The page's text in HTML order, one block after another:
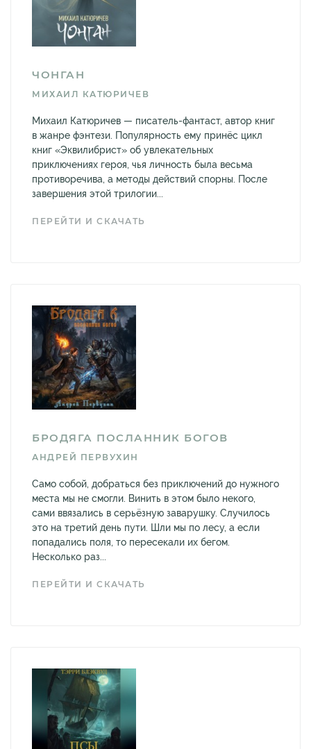
ЧОНГАН
МИХАИЛ КАТЮРИЧЕВ
Михаил Катюричев — писатель-фантаст, автор книг
в жанре фэнтези. Популярность ему принёс цикл
книг «Эквилибрист» об увлекательных
приключениях героя, чья личность была весьма
противоречива, а методы действий спорны. После
завершения этой трилогии...
ПЕРЕЙТИ И СКАЧАТЬ
БРОДЯГА ПОСЛАННИК БОГОВ
АНДРЕЙ ПЕРВУХИН
Само собой, добраться без приключений до нужного
места мы не смогли. Винить в этом было некого,
сами ввязались в серьёзную заварушку. Случилось
это на третий день пути. Шли мы по лесу, а если
попадались поля, то пересекали их бегом.
Несколько раз...
ПЕРЕЙТИ И СКАЧАТЬ